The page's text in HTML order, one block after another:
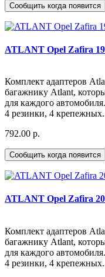
Сообщить когда появится
ATLANT Opel Zafira
Комплект адаптеров
багажнику Atlant,
для каждого
4 резинки, 4
792.00 р.
Сообщить когда появится
ATLANT Opel Zafira
Комплект адаптеров
багажнику Atlant,
для каждого
4 резинки, 4